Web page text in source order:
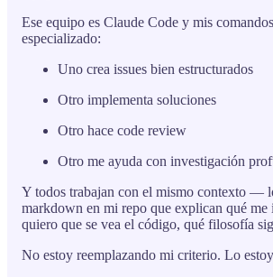
Ese equipo es Claude Code y mis
especializado:
Uno crea issues bien estructurados
Otro implementa soluciones
Otro hace code review
Otro me ayuda con investigación
Y todos trabajan con el mismo contexto —
markdown en mi repo que explican qué me
quiero que se vea el código, qué filosofía
No estoy reemplazando mi criterio. Lo